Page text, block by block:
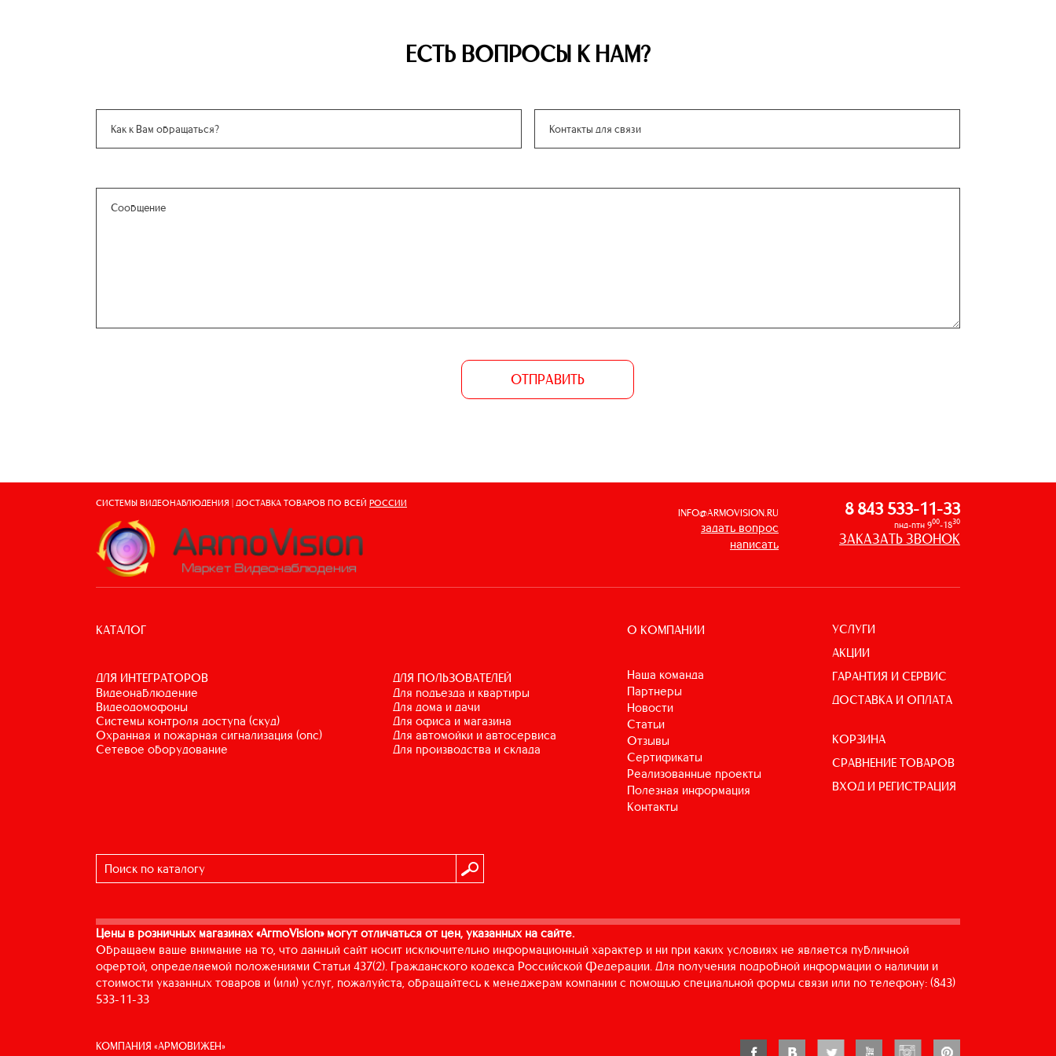
ЕСТЬ ВОПРОСЫ К НАМ?
ОТПРАВИТЬ
СИСТЕМЫ ВИДЕОНАБЛЮДЕНИЯ | ДОСТАВКА ТОВАРОВ ПО ВСЕЙ РОССИИ
INFO@ARMOVISION.RU
задать вопрос
написать
8 843 533-11-33
пнд-птн 900-1830
ЗАКАЗАТЬ ЗВОНОК
КАТАЛОГ
ДЛЯ ИНТЕГРАТОРОВ
видеонаблюдение
видеодомофоны
системы контроля доступа (скуд)
охранная и пожарная сигнализация (опс)
сетевое оборудование
ДЛЯ ПОЛЬЗОВАТЕЛЕЙ
для подъезда и квартиры
для дома и дачи
для офиса и магазина
для автомойки и автосервиса
для производства и склада
О КОМПАНИИ
Наша команда
Партнеры
Новости
Статьи
Отзывы
Сертификаты
Реализованные проекты
Полезная информация
Контакты
УСЛУГИ
АКЦИИ
ГАРАНТИЯ И СЕРВИС
ДОСТАВКА И ОПЛАТА
КОРЗИНА
СРАВНЕНИЕ ТОВАРОВ
ВХОД И РЕГИСТРАЦИЯ
Цены в розничных магазинах «ArmoVision» могут отличаться от цен, указанных на сайте.
Обращаем ваше внимание на то, что данный сайт носит исключительно информационный характер и ни при каких условиях не является публичной
офертой, определяемой положениями Статьи 437(2). Гражданского кодекса Российской Федерации. Для получения подробной информации о наличии и
стоимости указанных товаров и (или) услуг, пожалуйста, обращайтесь к менеджерам компании с помощью специальной формы связи или по телефону: (843)
533-11-33
КОМПАНИЯ «АРМОВИЖЕН»